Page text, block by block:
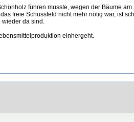
führen musste, wegen der Bäume
freie Schussfeld nicht mehr nötig war, ist
da sind.
einhergeht.